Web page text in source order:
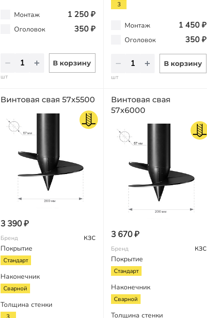
Монтаж 1 250 ₽
Оголовок 350 ₽
В корзину
шт
3
Монтаж 1 450 ₽
Оголовок 350 ₽
В корзину
шт
Винтовая свая 57х5500
3 390 ₽
Бренд КЗС
Покрытие
Стандарт
Наконечник
Сварной
Толщина стенки
Винтовая свая
57х6000
3 670 ₽
Бренд КЗС
Покрытие
Стандарт
Наконечник
Сварной
Толщина стенки